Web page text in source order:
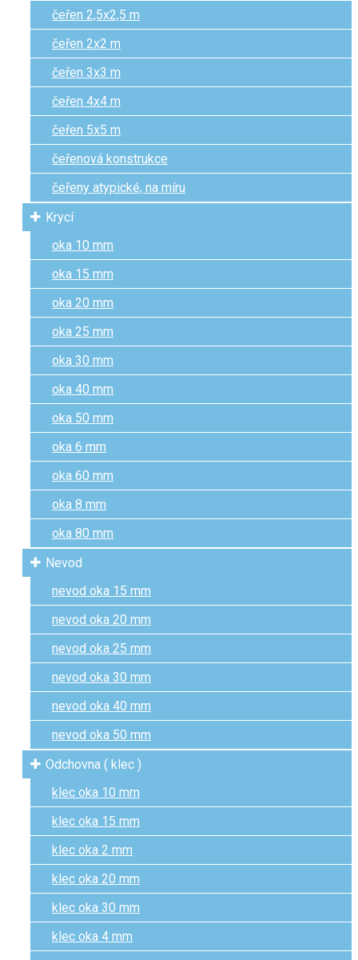
čeřen 2,5x2,5 m
čeřen 2x2 m
čeřen 3x3 m
čeřen 4x4 m
čeřen 5x5 m
čeřenová konstrukce
čeřeny atypické, na míru
Krycí
oka 10 mm
oka 15 mm
oka 20 mm
oka 25 mm
oka 30 mm
oka 40 mm
oka 50 mm
oka 6 mm
oka 60 mm
oka 8 mm
oka 80 mm
Nevod
nevod oka 15 mm
nevod oka 20 mm
nevod oka 25 mm
nevod oka 30 mm
nevod oka 40 mm
nevod oka 50 mm
Odchovna ( klec )
klec oka 10 mm
klec oka 15 mm
klec oka 2 mm
klec oka 20 mm
klec oka 30 mm
klec oka 4 mm